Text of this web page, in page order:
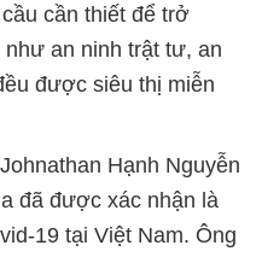
cần thiết để trở
an ninh trật tư, an
được siêu thị miễn
Hạnh Nguyễn
đã được xác nhận là
19 tại Việt Nam. Ông